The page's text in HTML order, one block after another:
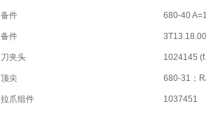
备件 680-40
备件
刀夹头 1024145
顶尖 680-31；
拉爪组件 1037451